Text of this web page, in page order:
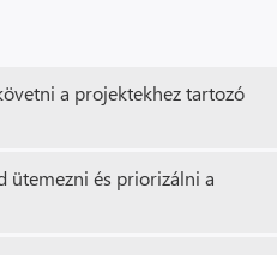
a projektekhez tartozó
ütemezni és priorizálni a